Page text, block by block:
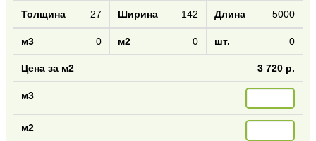
27 142 5000
0 0 0
3 720 р.